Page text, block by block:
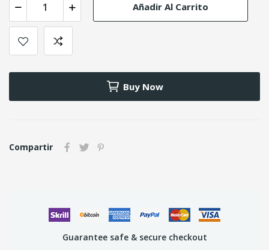
Añadir Al Carrito
Buy Now
Compartir
Guarantee safe & secure checkout